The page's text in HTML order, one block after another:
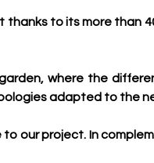
to its more than
where the
adapted to the
our project. In